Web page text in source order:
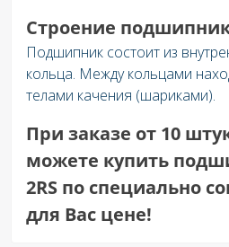
Строение
Подшипник состоит из
кольца. Между кольцами
телами качения (шариками).
При заказе от 10
можете купить
2RS по специально
для Вас цене!